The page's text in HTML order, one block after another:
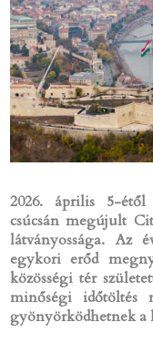
2026. április 5-
csúcsán megújult
látványossága. Az
egykori erőd
közösségi tér
minőségi időtöltés
gyönyörködhetnek a